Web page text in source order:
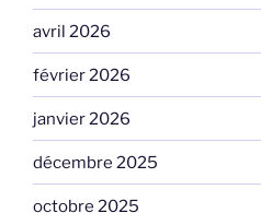
avril 2026
février 2026
janvier 2026
décembre 2025
octobre 2025